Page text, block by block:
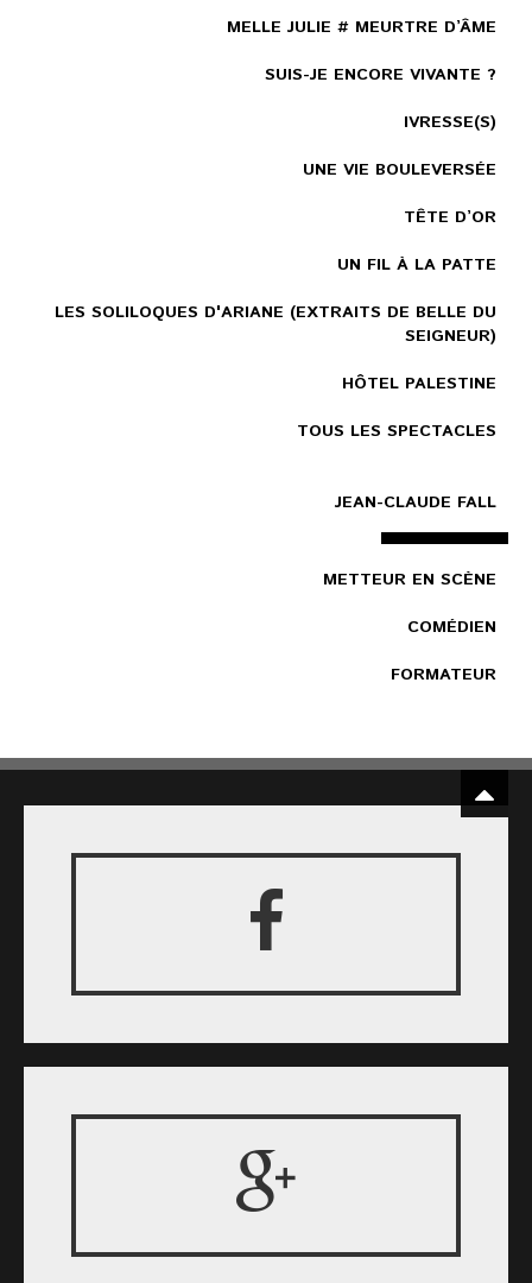
MELLE JULIE # MEURTRE D’ÂME
SUIS-JE ENCORE VIVANTE ?
IVRESSE(S)
UNE VIE BOULEVERSÉE
TÊTE D’OR
UN FIL À LA PATTE
LES SOLILOQUES D'ARIANE (EXTRAITS DE BELLE DU
SEIGNEUR)
HÔTEL PALESTINE
TOUS LES SPECTACLES
JEAN-CLAUDE FALL
METTEUR EN SCÈNE
COMÉDIEN
FORMATEUR